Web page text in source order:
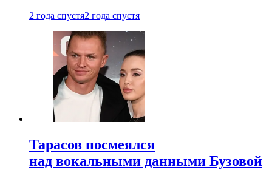
2 года спустя2 года спустя
Тарасов посмеялся
над вокальными данными Бузовой